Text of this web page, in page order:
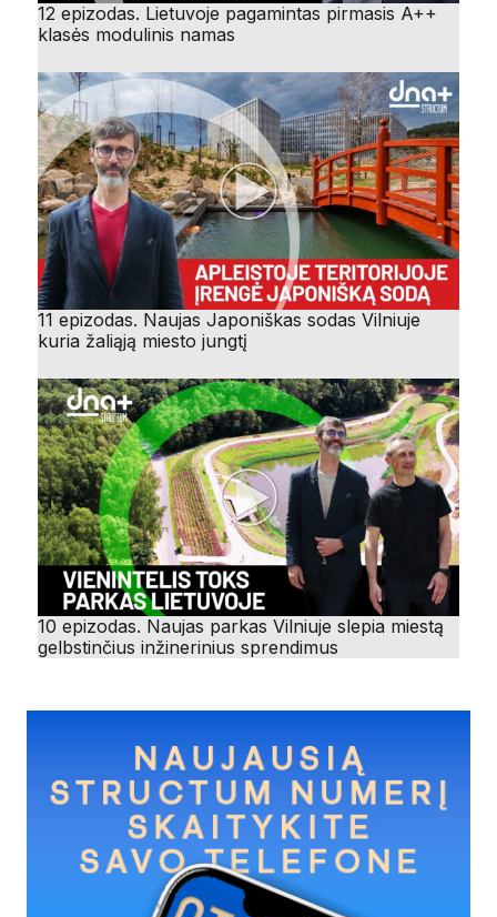
12 epizodas. Lietuvoje pagamintas pirmasis A++
klasės modulinis namas
11 epizodas. Naujas Japoniškas sodas Vilniuje
kuria žaliąją miesto jungtį
10 epizodas. Naujas parkas Vilniuje slepia miestą
gelbstinčius inžinerinius sprendimus